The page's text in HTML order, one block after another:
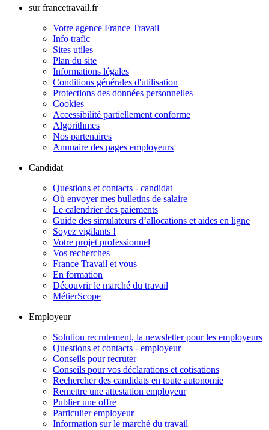
sur francetravail.fr
Votre agence France Travail
Info trafic
Sites utiles
Plan du site
Informations légales
Conditions générales d'utilisation
Protections des données personnelles
Cookies
Accessibilité partiellement conforme
Algorithmes
Nos partenaires
Annuaire des pages employeurs
Candidat
Questions et contacts - candidat
Où envoyer mes bulletins de salaire
Le calendrier des paiements
Guide des simulateurs d’allocations et aides en ligne
Soyez vigilants !
Votre projet professionnel
Vos recherches
France Travail et vous
En formation
Découvrir le marché du travail
MétierScope
Employeur
Solution recrutement, la newsletter pour les employeurs
Questions et contacts - employeur
Conseils pour recruter
Conseils pour vos déclarations et cotisations
Rechercher des candidats en toute autonomie
Remettre une attestation employeur
Publier une offre
Particulier employeur
Information sur le marché du travail